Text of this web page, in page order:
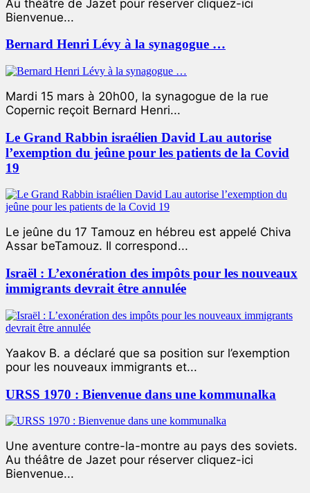
Au théâtre de Jazet pour réserver cliquez-ici
Bienvenue...
Bernard Henri Lévy à la synagogue …
Mardi 15 mars à 20h00, la synagogue de la rue
Copernic reçoit Bernard Henri...
Le Grand Rabbin israélien David Lau autorise
l’exemption du jeûne pour les patients de la Covid
19
Le jeûne du 17 Tamouz en hébreu est appelé Chiva
Assar beTamouz. Il correspond...
Israël : L’exonération des impôts pour les nouveaux
immigrants devrait être annulée
Yaakov B. a déclaré que sa position sur l’exemption
pour les nouveaux immigrants et...
URSS 1970 : Bienvenue dans une kommunalka
Une aventure contre-la-montre au pays des soviets.
Au théâtre de Jazet pour réserver cliquez-ici
Bienvenue...